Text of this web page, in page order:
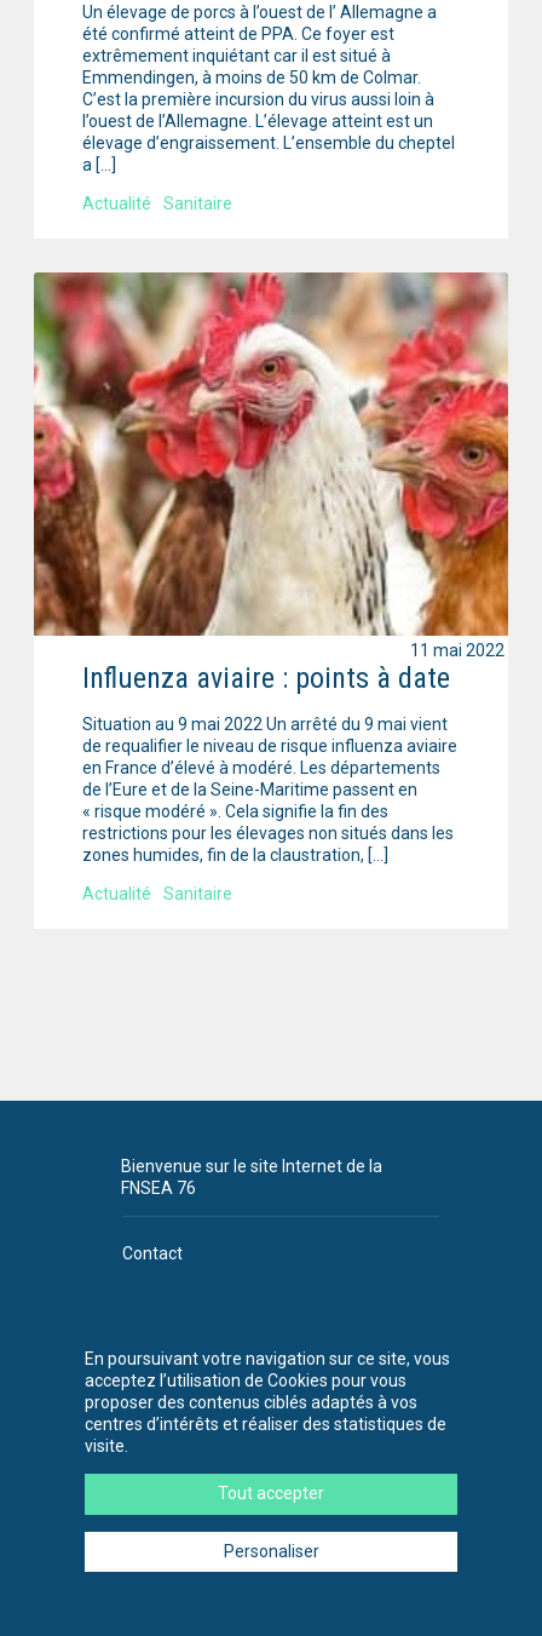
En poursuivant votre navigation sur ce site, vous
acceptez l’utilisation de Cookies pour vous
proposer des contenus ciblés adaptés à vos
centres d’intérêts et réaliser des statistiques de
visite.
Tout accepter
Personaliser
Un élevage de porcs à l’ouest de l’ Allemagne a
été confirmé atteint de PPA. Ce foyer est
extrêmement inquiétant car il est situé à
Emmendingen, à moins de 50 km de Colmar.
C’est la première incursion du virus aussi loin à
l’ouest de l’Allemagne. L’élevage atteint est un
élevage d’engraissement. L’ensemble du cheptel
a […]
Actualité
Sanitaire
Influenza aviaire : points à date
Situation au 9 mai 2022 Un arrêté du 9 mai vient
de requalifier le niveau de risque influenza aviaire
en France d’élevé à modéré. Les départements
de l’Eure et de la Seine-Maritime passent en
« risque modéré ». Cela signifie la fin des
restrictions pour les élevages non situés dans les
zones humides, fin de la claustration, […]
Actualité
Sanitaire
11 mai 2022
Bienvenue sur le site Internet de la
FNSEA 76
Contact
FNSEA 76
530 chemin de la
Bretèque
76230 Bois-
Guillaume
Tél. : 02 35 59 45
00